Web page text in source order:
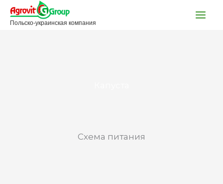
Перейти
Польско-украинская компания
Схема питания